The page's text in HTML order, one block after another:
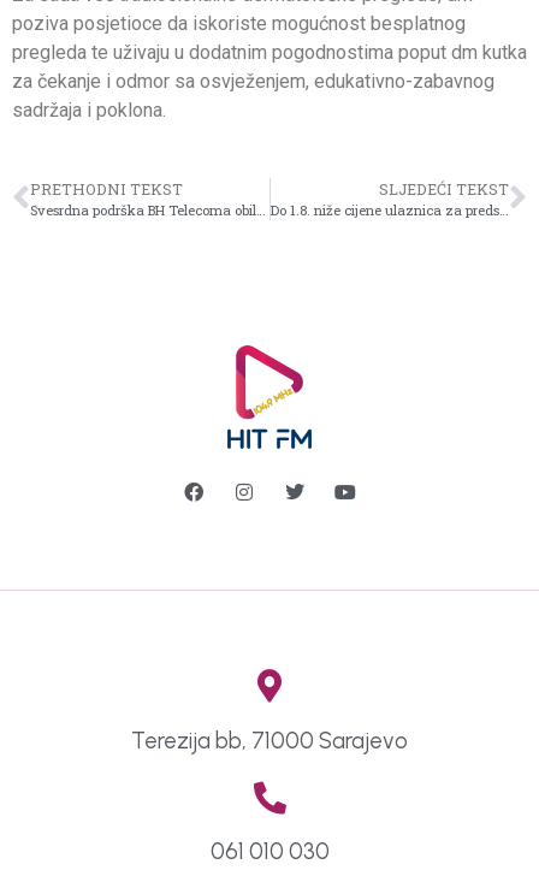
poziva posjetioce da iskoriste mogućnost besplatnog
pregleda te uživaju u dodatnim pogodnostima poput dm kutka
za čekanje i odmor sa osvježenjem, edukativno-zabavnog
sadržaja i poklona.
PRETHODNI TEKST SLJEDEĆI TEKST
Do 1.8. niže cijene ulaznica za predstavu Đurologija u sarajevskom BKC-u
Terezija bb, 71000 Sarajevo
061 010 030